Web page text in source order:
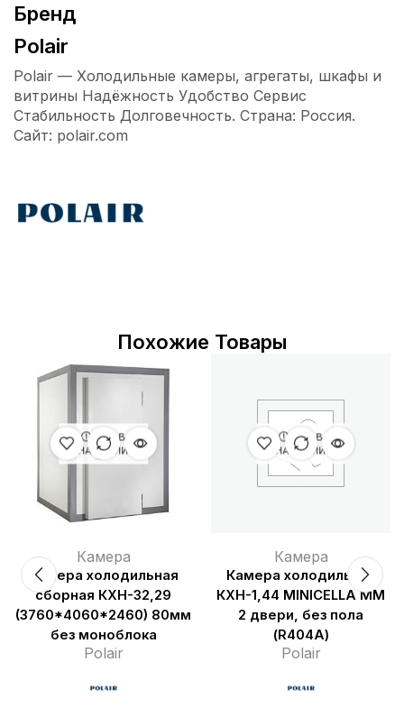
Бренд
Polair
Polair — Холодильные камеры, агрегаты, шкафы и
витрины Надёжность Удобство Сервис
Стабильность Долговечность. Страна: Россия.
Сайт: polair.com
Похожие Товары
НЕТ В
НАЛИЧИИ
Камера
Камера холодильная
сборная КХН-32,29
(3760*4060*2460) 80мм
без моноблока
Polair
НЕТ В
НАЛИЧИИ
Камера
Камера холодильная
КХН-1,44 MINICELLA MM
2 двери, без пола
(R404A)
Polair